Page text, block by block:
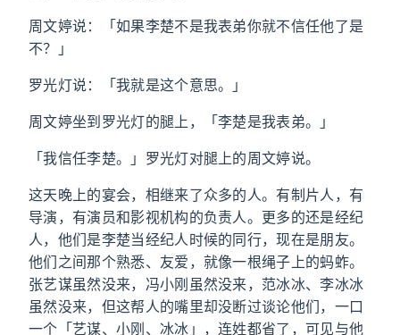
周文婷说：「如果李楚不是我表弟你就不信任他了是
不？」
罗光灯说：「我就是这个意思。」
周文婷坐到罗光灯的腿上，「李楚是我表弟。」
「我信任李楚。」罗光灯对腿上的周文婷说。
这天晚上的宴会，相继来了众多的人。有制片人，有
导演，有演员和影视机构的负责人。更多的还是经纪
人，他们是李楚当经纪人时候的同行，现在是朋友。
他们之间那个熟悉、友爱，就像一根绳子上的蚂蚱。
张艺谋虽然没来，冯小刚虽然没来，范冰冰、李冰冰
虽然没来，但这帮人的嘴里却没断过谈论他们，一口
一个「艺谋、小刚、冰冰」，连姓都省了，可见与他